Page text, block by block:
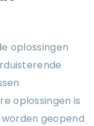
oplossingen
oplossingen is
geopend